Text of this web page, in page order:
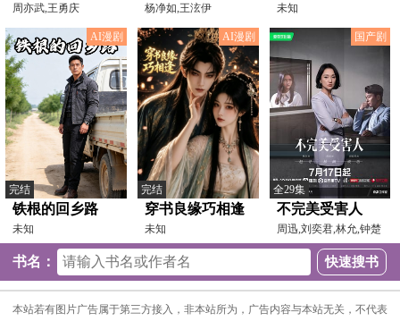
周亦武,王勇庆
家路窄
杨净如,王泫伊
自断后路
未知
AI漫剧
完结
铁根的回乡路
未知
AI漫剧
完结
穿书良缘巧相逢
未知
国产剧
全29集
不完美受害人
周迅,刘奕君,林允,钟楚
曦,陈数,颖儿,董洁,
书名：
本站若有图片广告属于第三方接入，非本站所为，广告内容与本站无关，不代表